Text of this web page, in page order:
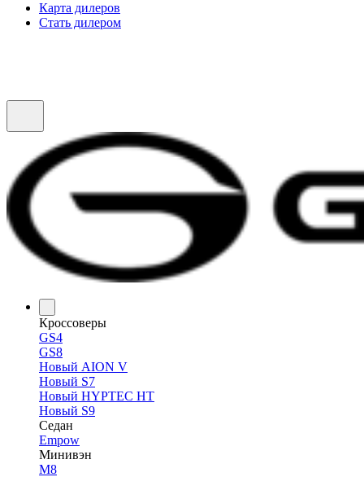
Карта дилеров
Стать дилером
Кроссоверы
GS4
GS8
Новый AION V
Новый S7
Новый HYPTEC HT
Новый S9
Седан
Empow
Минивэн
M8